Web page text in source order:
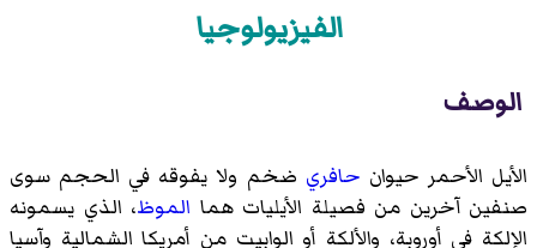
الفيزيولوجيا
الوصف
الأيل الأحمر حيوان حافري ضخم ولا يفوقه في الحجم سوى
صنفين آخرين من فصيلة الأيليات هما الموظ، الذي يسمونه
الإلكة في أوروبة، والألكة أو الوابيت من أمريكا الشمالية وآسيا